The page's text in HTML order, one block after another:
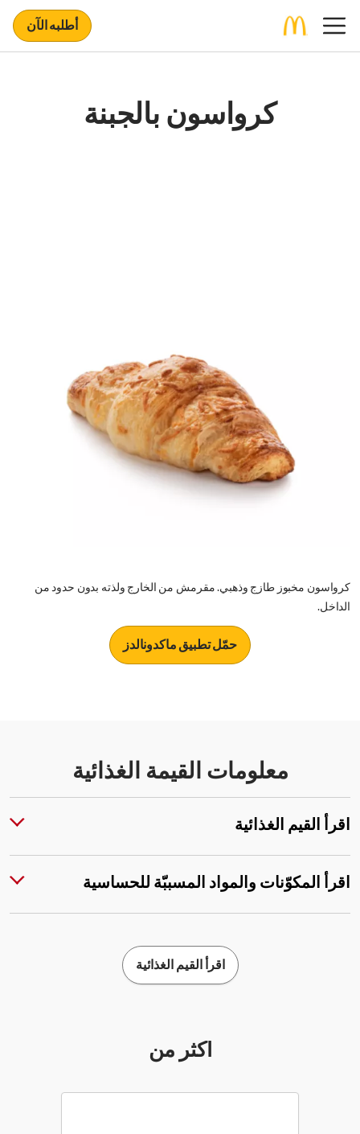
أطلبه الآن
كرواسون بالجبنة
كرواسون مخبوز طازج وذهبي. مقرمش من الخارج ولذته بدون حدود من
الداخل.
حمّل تطبيق ماكدونالدز
معلومات القيمة الغذائية
اقرأ القيم الغذائية
اقرأ المكوّنات والمواد المسببّة للحساسية
اقرأ القيم الغذائية
أكثر من